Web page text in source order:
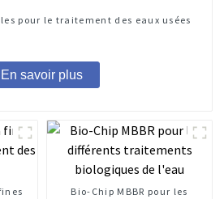
pour le traitement des eaux usées
En savoir plus
Bio-Chip MBBR pour les